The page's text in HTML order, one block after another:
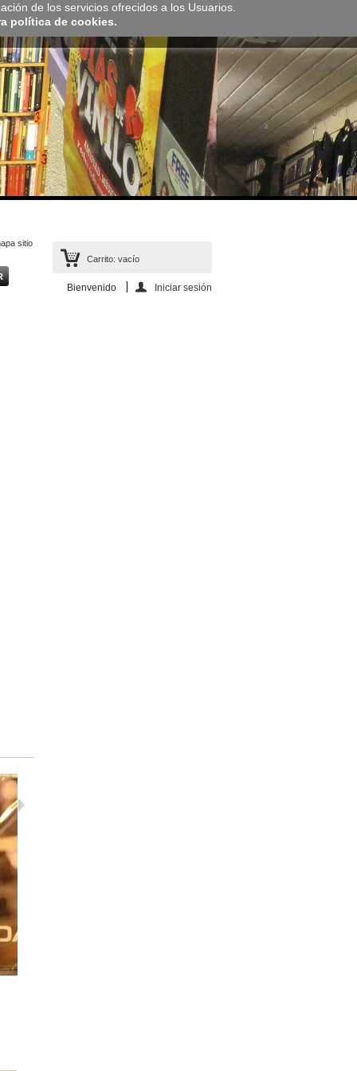
de los servicios ofrecidos a los Usuarios.
política de cookies.
Carrito: vacío
Bienvenido Iniciar sesión
sitio